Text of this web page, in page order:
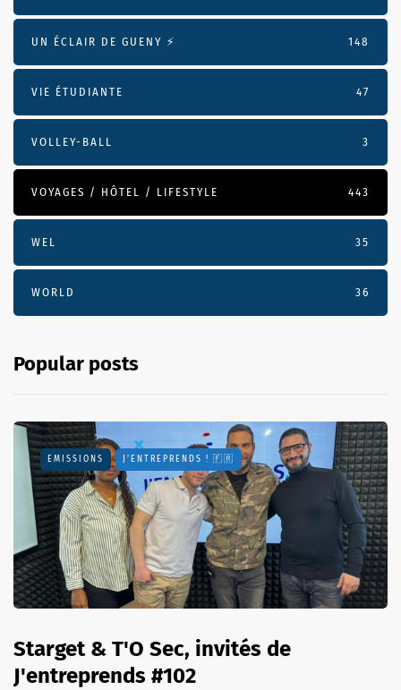
UN ÉCLAIR DE GUENY ⚡️ 148
VIE ÉTUDIANTE 47
VOLLEY-BALL 3
VOYAGES / HÔTEL / LIFESTYLE 443
WEL 35
WORLD 36
Popular posts
EMISSIONS J'ENTREPRENDS ! 🇫🇷
Starget & T'O Sec, invités de
J'entreprends #102